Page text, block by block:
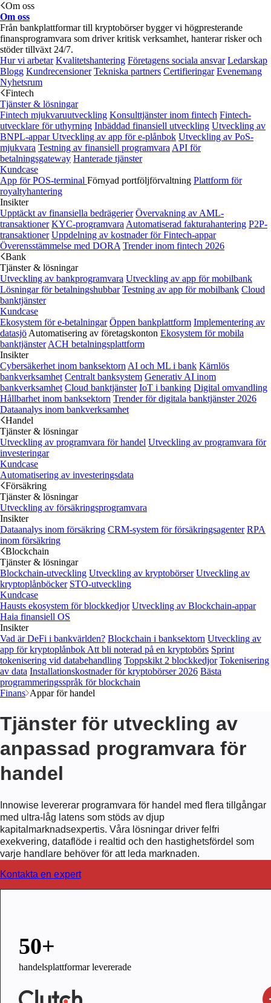
Om oss
Om oss
Från bankplattformar till kryptobörser bygger vi högpresterande
finansprogramvara som driver kritisk verksamhet, hanterar risker och
stöder tillväxt 24/7.
Hur vi arbetar Kvalitetshantering Företagens sociala ansvar Ledarskap
Blogg Kundrecensioner Tekniska partners Certifieringar Evenemang
Nyhetsrum
Fintech
Tjänster & lösningar
Fintech mjukvaruutveckling Konsulttjänster inom fintech Fintech-
utvecklare för uthyrning Inbäddad finansiell utveckling Utveckling av
BNPL-apparUtveckling av app för e-plånbok Utveckling av PoS-
mjukvara Testning av finansiell programvara API för
betalningsgateway Hanterade tjänster
Kundcase
App för POS-terminal Förnyad portföljförvaltning Plattform för
royaltyhantering
Insikter
Upptäckt av finansiella bedrägerier Övervakning av AML-
transaktioner KYC-programvara Automatiserad fakturahantering P2P-
transaktioner Uppdelning av kostnader för Fintech-appar
Överensstämmelse med DORA Trender inom fintech 2026
Bank
Tjänster & lösningar
Utveckling av bankprogramvara Utveckling av app för mobilbank
Lösningar för betalningshubbar Testning av app för mobilbank Cloud
banktjänster
Kundcase
Ekosystem för e-betalningar Öppen bankplattform Implementering av
datasjö Automatisering av företagskonton Ekosystem för mobila
banktjänster ACH betalningsplattform
Insikter
Cybersäkerhet inom banksektorn AI och ML i bank Kärnlös
bankverksamhet Centralt banksystem Generativ AI inom
bankverksamhet Cloud banktjänster IoT i banking Digital omvandling
Hållbarhet inom banksektorn Trender för digitala banktjänster 2026
Dataanalys inom bankverksamhet
Handel
Tjänster & lösningar
Utveckling av programvara för handel Utveckling av programvara för
investeringar
Kundcase
Automatisering av investeringsdata
Försäkring
Tjänster & lösningar
Utveckling av försäkringsprogramvara
Insikter
Dataanalys inom försäkring CRM-system för försäkringsagenter RPA
inom försäkring
Blockchain
Tjänster & lösningar
Blockchain-utveckling Utveckling av kryptobörser Utveckling av
kryptoplånböcker STO-utveckling
Kundcase
Hausts ekosystem för blockkedjor Utveckling av Blockchain-appar
Haia finansiell OS
Insikter
Vad är DeFi i bankvärlden? Blockchain i banksektorn Utveckling av
app för kryptoplånbok Att bli noterad på en kryptobörs Sprint
tokenisering vid databehandling Toppskikt 2 blockkedjor Tokenisering
av data Installationskostnader för kryptobörser 2026 Bästa
programmeringsspråk för blockchain
Finans Appar för handel
Tjänster för utveckling av
anpassad programvara för
handel
Innowise levererar programvara för handel med flera tillgångar
med ultra-låg latens som stöds av djup
kapitalmarknadsexpertis. Våra lösningar driver felfri
exekvering, dataflöde i realtid och den hastighetsfördel som
varje handlare behöver för att leda marknaden.
Kontakta en expert
50+
handelsplattformar levererade